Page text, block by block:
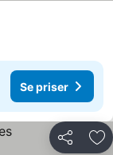
Se priser
Del